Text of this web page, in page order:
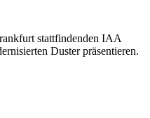
stattfindenden IAA
Duster präsentieren.